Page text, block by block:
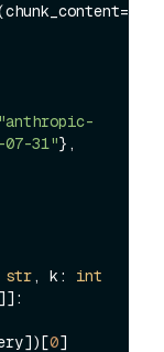
"anthropic-
07-31"},
str, k: int
]]:
0]